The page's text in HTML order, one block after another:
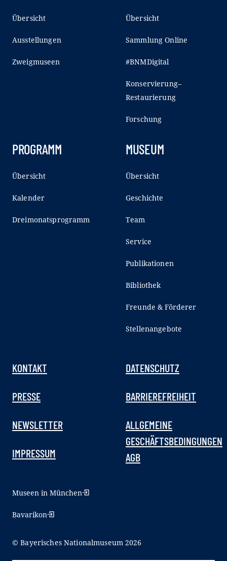
Übersicht
Ausstellungen
Zweigmuseen
Übersicht
Sammlung Online
#BNMDigital
Konservierung–
Restaurierung
Forschung
PROGRAMM
Übersicht
Kalender
Dreimonatsprogramm
MUSEUM
Übersicht
Geschichte
Team
Service
Publikationen
Bibliothek
Freunde & Förderer
Stellenangebote
KONTAKT
PRESSE
NEWSLETTER
IMPRESSUM
DATENSCHUTZ
BARRIEREFREIHEIT
ALLGEMEINE
GESCHÄFTSBEDINGUNGEN
AGB
Museen in München
Bavarikon
© Bayerisches Nationalmuseum 2026